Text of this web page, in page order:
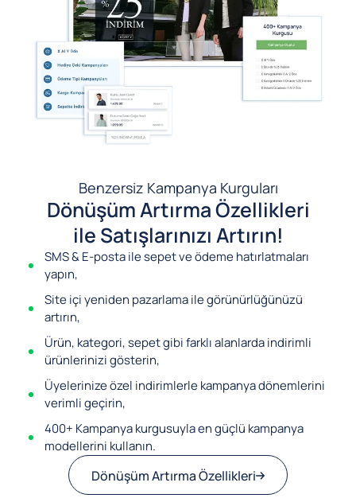
Benzersiz Kampanya Kurguları
Dönüşüm Artırma Özellikleri
ile Satışlarınızı Artırın!
SMS & E-posta ile sepet ve ödeme hatırlatmaları
yapın,
Site içi yeniden pazarlama ile görünürlüğünüzü
artırın,
Ürün, kategori, sepet gibi farklı alanlarda indirimli
ürünlerinizi gösterin,
Üyelerinize özel indirimlerle kampanya dönemlerini
verimli geçirin,
400+ Kampanya kurgusuyla en güçlü kampanya
modellerini kullanın.
Dönüşüm Artırma Özellikleri